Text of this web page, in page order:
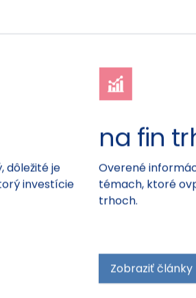
dôležité je
investície
na fin
Overené
témach, ktoré
Zobraziť články